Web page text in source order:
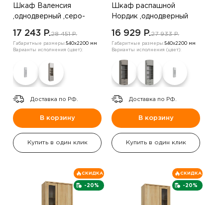
Шкаф Валенсия
,однодверный ,серо-
17 243 P.28 451 P.
Габаритные размеры:540х2200 мм
Варианты исполнения (цвет):
Доставка по РФ.
В корзину
Купить в один клик
Шкаф распашной
Нордик ,однодверный
16 929 P.27 933 P.
Габаритные размеры:540х2200 мм
Варианты исполнения (цвет):
Доставка по РФ.
В корзину
Купить в один клик
-20%
СКИДКА
-20%
СКИДКА